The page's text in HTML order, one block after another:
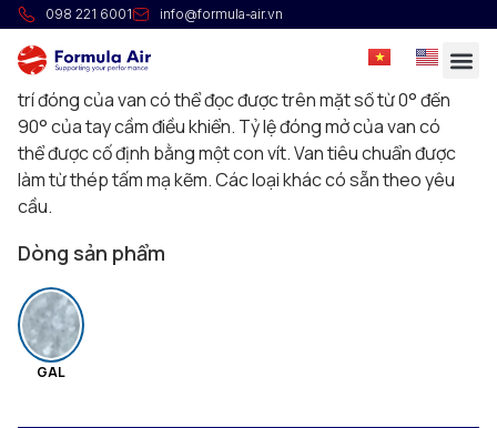
098 221 6001 info@formula-air.vn
Van gió chặn
Van chặn được thiết kế để bọc bảo ôn dày tới 50 mm. Là
lựa chọn tốt khi việc đóng đường ống cần phải kín khí. Vị
trí đóng của van có thể đọc được trên mặt số từ 0° đến
90° của tay cầm điều khiển. Tỷ lệ đóng mở của van có
thể được cố định bằng một con vít. Van tiêu chuẩn được
làm từ thép tấm mạ kẽm. Các loại khác có sẵn theo yêu
cầu.
Dòng sản phẩm
GAL